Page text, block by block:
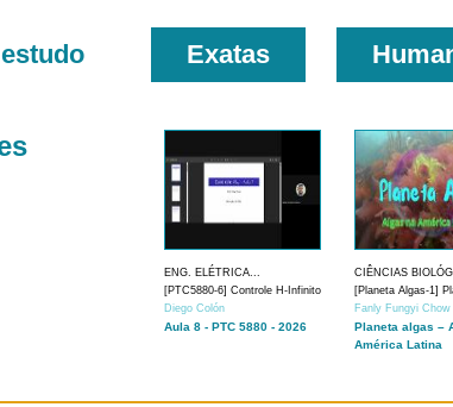
Exatas
ENG. ELÉTRICA...
[PTC5880-6] Controle H-Infinito
Diego Colón
Aula 8 - PTC 5880 - 2026
CIÊNCIAS
[Planeta Algas-1]
Fanly Fungyi Chow
Planeta algas –
América Latina